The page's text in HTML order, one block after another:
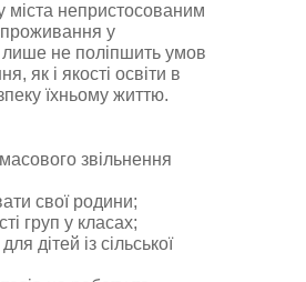
міста непристосованим
у
лише не поліпшить умов
як і якості освіти в
їхньому життю.
звільнення
свої родини;
груп у класах;
дітей із сільської